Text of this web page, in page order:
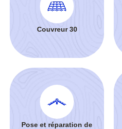
Couvreur 30
Pose et réparation de